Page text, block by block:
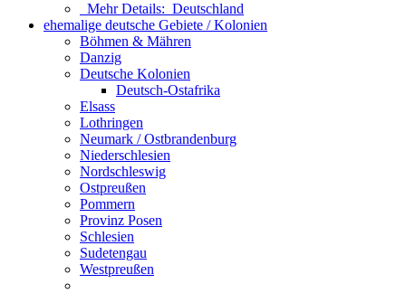
Mehr Details: Deutschland
ehemalige deutsche Gebiete / Kolonien
Böhmen & Mähren
Danzig
Deutsche Kolonien
Deutsch-Ostafrika
Elsass
Lothringen
Neumark / Ostbrandenburg
Niederschlesien
Nordschleswig
Ostpreußen
Pommern
Provinz Posen
Schlesien
Sudetengau
Westpreußen